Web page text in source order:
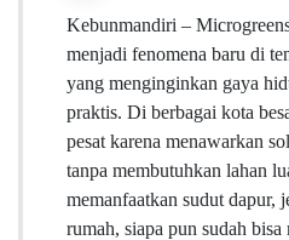
Kebunmandiri –
menjadi fenomena baru di
yang menginginkan gaya
praktis. Di berbagai kota
pesat karena menawarkan
tanpa membutuhkan lahan
memanfaatkan sudut dapur,
rumah, siapa pun sudah